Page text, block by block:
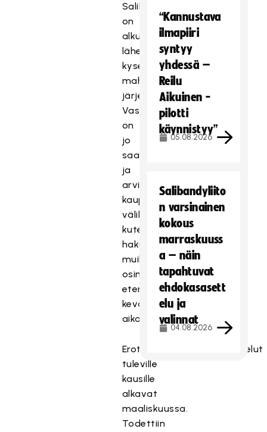
Salibandyliitto
on
alkuvuodesta
lähettänyt
kyselyt
mahdollisille
järjestäjäkaupungeille.
Vastauksia
on
jo
saapunut
ja
arviointi
kaupunkien
välillä,
kuten
hakuprosessit
muiltakin
osin
etenevät
kevään
aikana.
Erotuomaripalkkioneuvottelut
tuleville
kausille
alkavat
maaliskuussa.
Todettiin
“Kannustava
ilmapiiri
syntyy
yhdessä –
Reilu
Aikuinen -
pilotti
käynnistyy”
05.08.2026
Salibandyliito
n varsinainen
kokous
marraskuuss
a – näin
tapahtuvat
ehdokasasett
elu ja
valinnat
04.08.2026